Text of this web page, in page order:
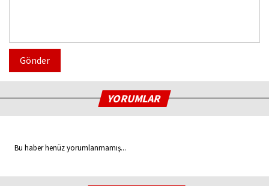
Gönder
YORUMLAR
Bu haber henüz yorumlanmamış...